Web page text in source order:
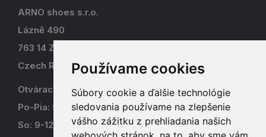
Používame cookies
Súbory cookie a ďalšie technológie
sledovania používame na zlepšenie
vášho zážitku z prehliadania našich
ARNO shoes s.r.o.
Lázně 490
763 14 Zlín - Kostelec
Czech Republic
Otváracia doba
Po-Pia: 9-17
So: 9-12